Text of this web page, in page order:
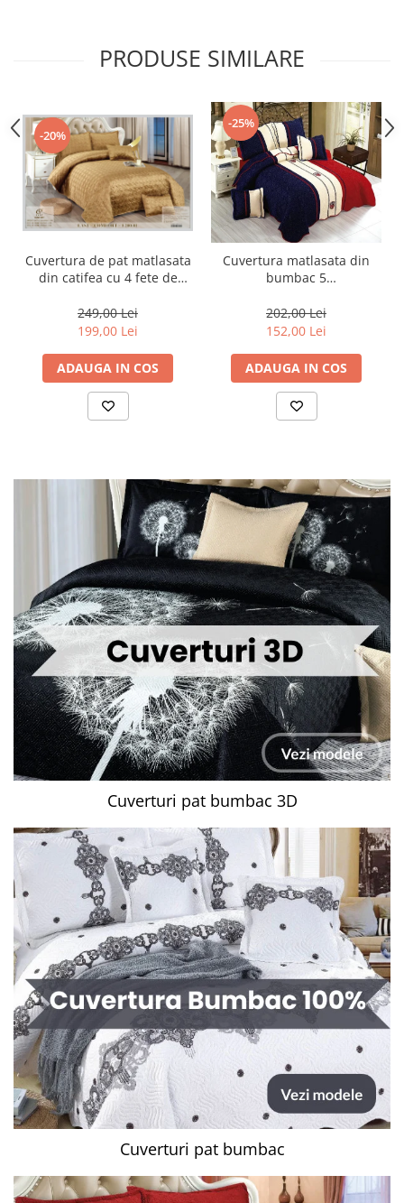
PRODUSE SIMILARE
-20%
Cuvertura de pat matlasata
din catifea cu 4 fete de
249,00 Lei
199,00 Lei
ADAUGA IN COS
-25%
Cuvertura matlasata din
bumbac 5
ES105
202,00 Lei
152,00 Lei
ADAUGA IN COS
Cuverturi pat bumbac 3D
Cuverturi pat bumbac